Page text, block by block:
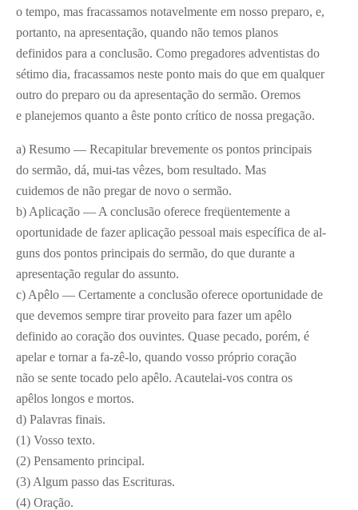
o tempo, mas fracassamos notavelmente em nosso preparo, e,
portanto, na apresentação, quando não temos planos
definidos para a conclusão. Como pregadores adventistas do
sétimo dia, fracassamos neste ponto mais do que em qualquer
outro do preparo ou da apresentação do sermão. Oremos
e planejemos quanto a êste ponto crítico de nossa pregação.
a) Resumo — Recapitular brevemente os pontos principais
do sermão, dá, mui-tas vêzes, bom resultado. Mas
cuidemos de não pregar de novo o sermão.
b) Aplicação — A conclusão oferece freqüentemente a
oportunidade de fazer aplicação pessoal mais específica de al-
guns dos pontos principais do sermão, do que durante a
apresentação regular do assunto.
c) Apêlo — Certamente a conclusão oferece oportunidade de
que devemos sempre tirar proveito para fazer um apêlo
definido ao coração dos ouvintes. Quase pecado, porém, é
apelar e tornar a fa-zê-lo, quando vosso próprio coração
não se sente tocado pelo apêlo. Acautelai-vos contra os
apêlos longos e mortos.
d) Palavras finais.
(1) Vosso texto.
(2) Pensamento principal.
(3) Algum passo das Escrituras.
(4) Oração.